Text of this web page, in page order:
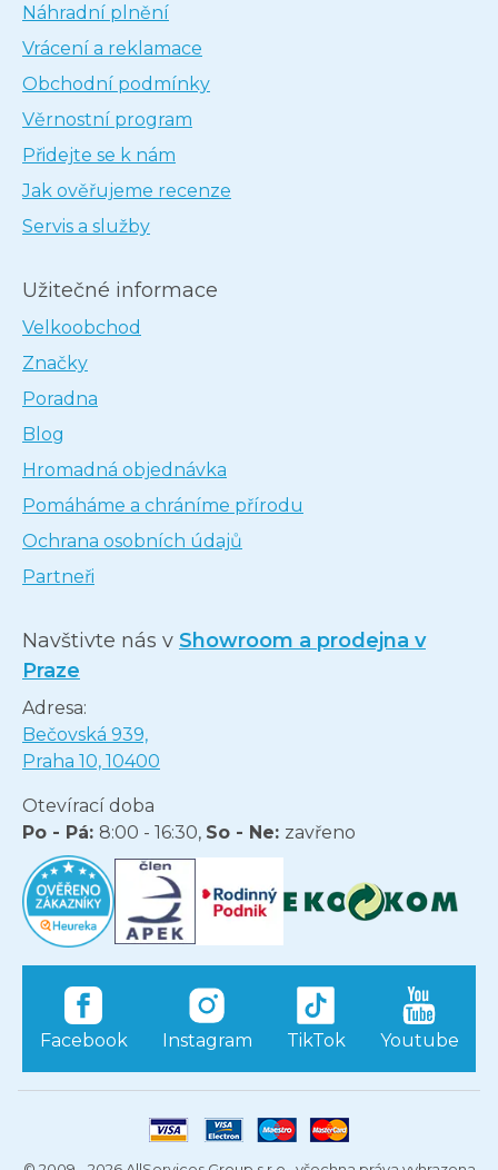
Náhradní plnění
Vrácení a reklamace
Obchodní podmínky
Věrnostní program
Přidejte se k nám
Jak ověřujeme recenze
Servis a služby
Užitečné informace
Velkoobchod
Značky
Poradna
Blog
Hromadná objednávka
Pomáháme a chráníme přírodu
Ochrana osobních údajů
Partneři
Navštivte nás v Showroom a prodejna v
Praze
Adresa:
Bečovská 939,
Praha 10, 10400
Otevírací doba
Po - Pá: 8:00 - 16:30, So - Ne: zavřeno
Facebook Instagram TikTok Youtube